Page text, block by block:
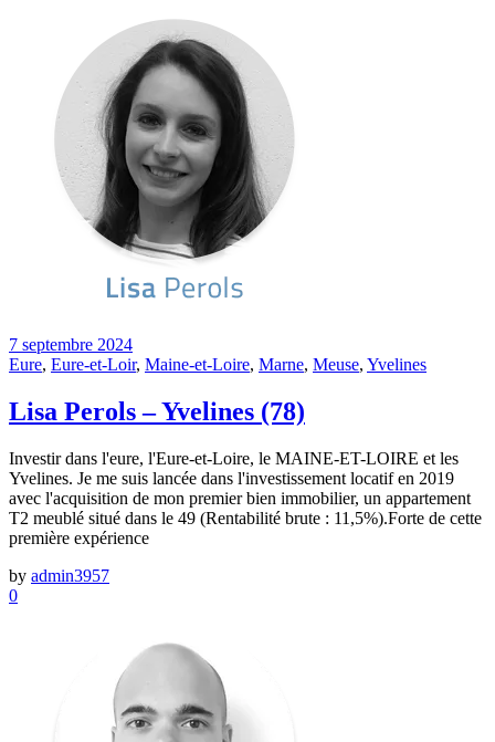
7 septembre 2024
Eure, Eure-et-Loir, Maine-et-Loire, Marne, Meuse, Yvelines
Lisa Perols – Yvelines (78)
Investir dans l'eure, l'Eure-et-Loire, le MAINE-ET-LOIRE et les
Yvelines. Je me suis lancée dans l'investissement locatif en 2019
avec l'acquisition de mon premier bien immobilier, un appartement
T2 meublé situé dans le 49 (Rentabilité brute : 11,5%).Forte de cette
première expérience
by admin3957
0